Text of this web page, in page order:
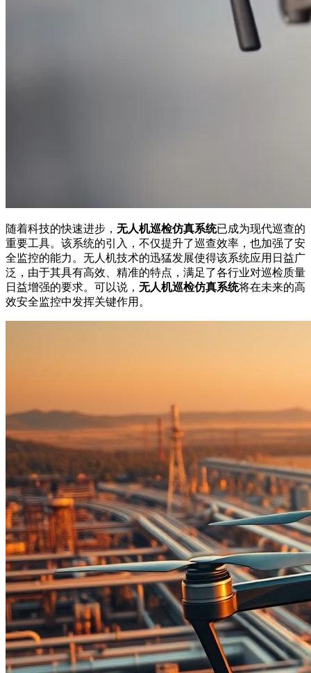
随着科技的快速进步， 无人机巡检仿真系统已成为现代巡查的
重要工具。该系统的引入，不仅提升了巡查效率，也加强了安
全监控的能力。无人机技术的迅猛发展使得该系统应用日益广
泛，由于其具有高效、精准的特点，满足了各行业对巡检质量
日益增强的要求。可以说， 无人机巡检仿真系统将在未来的高
效安全监控中发挥关键作用。